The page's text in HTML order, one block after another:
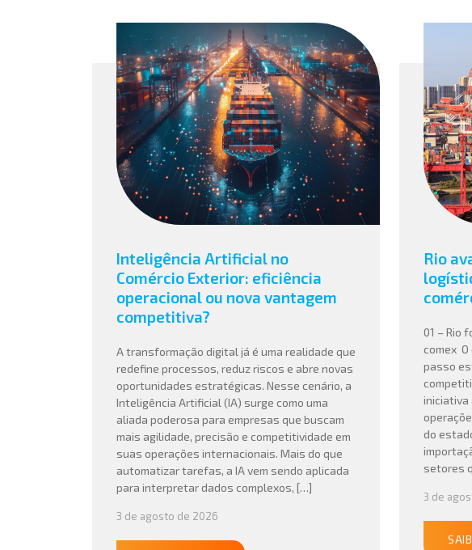
Inteligência Artificial no
Comércio Exterior: eficiência
operacional ou nova vantagem
competitiva?
A transformação digital já é uma realidade que
redefine processos, reduz riscos e abre novas
oportunidades estratégicas. Nesse cenário, a
Inteligência Artificial (IA) surge como uma
aliada poderosa para empresas que buscam
mais agilidade, precisão e competitividade em
suas operações internacionais. Mais do que
automatizar tarefas, a IA vem sendo aplicada
para interpretar dados complexos, […]
3 de agosto de 2026
Rio
01 – Rio
comex O
passo
iniciativa
do
setores
3 de